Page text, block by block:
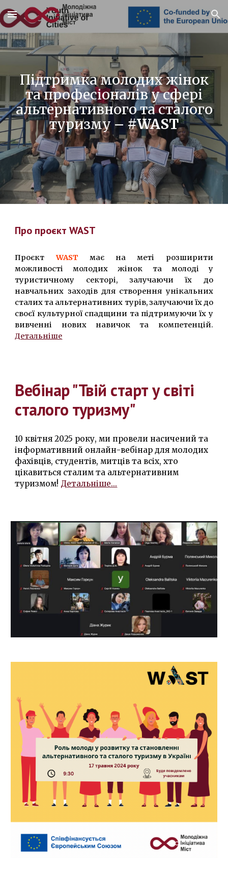
Skip to main content Skip to navigation
Підтримка молодих жінок
та професіоналів у сфері
альтернативного та сталого
туризму – #WAST
Про проєкт WAST
ПроєктWAST має на меті розширити
можливості молодих жінок та молоді у
туристичному секторі, залучаючи їх до
навчальних заходів для створення унікальних
сталих та альтернативних турів, залучаючи їх до
своєї культурної спадщини та підтримуючи їх у
вивченні нових навичок та компетенцій.
Детальніше
Вебінар "Твій старт у світі
сталого туризму"
10 квітня 2025 року, ми провели насичений та
інформативний онлайн-вебінар для молодих
фахівців, студентів, митців та всіх, хто
цікавиться сталим та альтернативним
туризмом! Детальніше...